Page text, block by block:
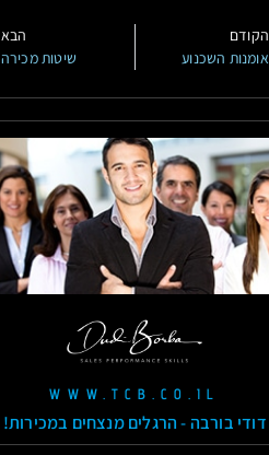
הקודם
אומנות השכנוע
הבא
שיטות מכירה
WWW.TCB.CO.IL
דודי בורבה - הרגלים מנצחים במכירות!